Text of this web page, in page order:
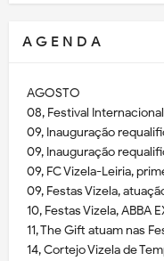
A G E N D A
AGOSTO
08, Festival
09, Inauguração
09, Inauguração
09, FC Vizela-Leiria,
09, Festas Vizela,
10, Festas Vizela, ABBA
11, The Gift atuam nas
14, Cortejo Vizela de